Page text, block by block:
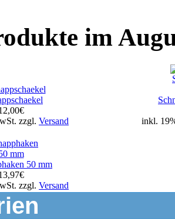
im
zzgl. Versand inkl.
50 mm
zzgl. Versand